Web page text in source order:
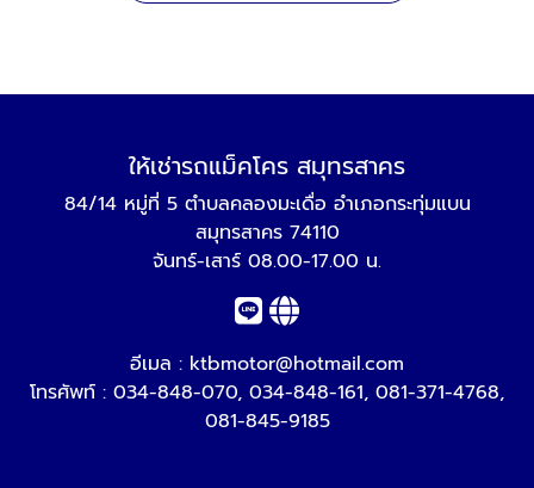
ให้เช่ารถแม็คโคร สมุทรสาคร
84/14 หมู่ที่ 5 ตำบลคลองมะเดื่อ อำเภอกระทุ่มแบน
สมุทรสาคร 74110
จันทร์-เสาร์ 08.00-17.00 น.
อีเมล : ktbmotor@hotmail.com
โทรศัพท์ : 034-848-070, 034-848-161, 081-371-4768,
081-845-9185